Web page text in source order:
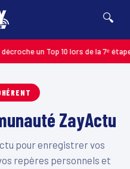
🔍
un Top 10 lors de la 7ᵉ étape
ZayActu
pour enregistrer vos
repères personnels et